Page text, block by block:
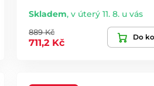
Skladem,v úterý 11. 8. u vás
889 Kč
711,2 Kč
Do